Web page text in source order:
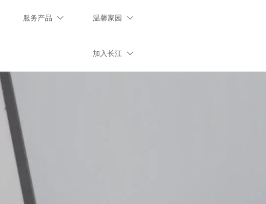
服务产品  温馨家园 
加入长江 